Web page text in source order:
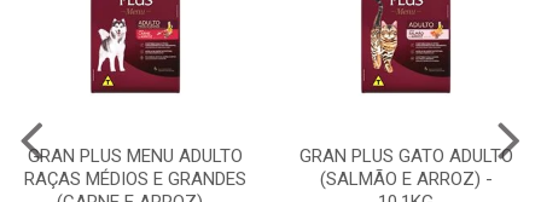
GRAN PLUS MENU ADULTO
RAÇAS MÉDIOS E GRANDES
GRAN PLUS GATO ADULTO
(SALMÃO E ARROZ) -